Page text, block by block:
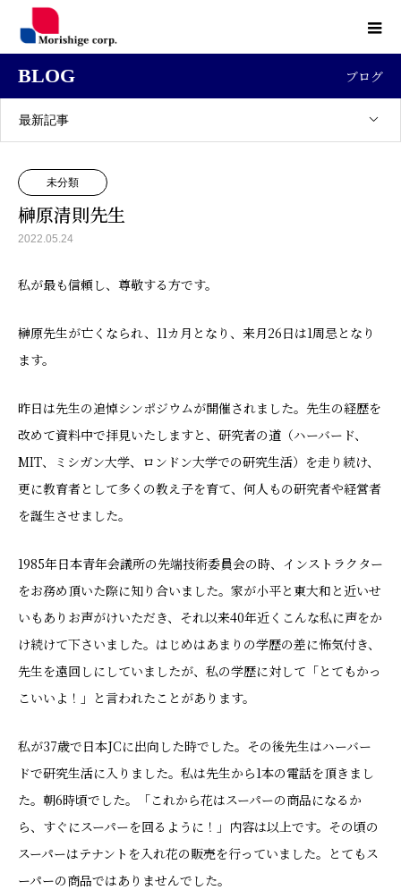
BLOG ブログ
最新記事
未分類
榊原清則先生
2022.05.24
私が最も信頼し、尊敬する方です。
榊原先生が亡くなられ、11カ月となり、来月26日は1周忌となり
ます。
昨日は先生の追悼シンポジウムが開催されました。先生の経歴を
改めて資料中で拝見いたしますと、研究者の道（ハーバード、
MIT、ミシガン大学、ロンドン大学での研究生活）を走り続け、
更に教育者として多くの教え子を育て、何人もの研究者や経営者
を誕生させました。
1985年日本青年会議所の先端技術委員会の時、インストラクター
をお務め頂いた際に知り合いました。家が小平と東大和と近いせ
いもありお声がけいただき、それ以来40年近くこんな私に声をか
け続けて下さいました。はじめはあまりの学歴の差に怖気付き、
先生を遠回しにしていましたが、私の学歴に対して「とてもかっ
こいいよ！」と言われたことがあります。
私が37歳で日本JCに出向した時でした。その後先生はハーバー
ドで研究生活に入りました。私は先生から1本の電話を頂きまし
た。朝6時頃でした。「これから花はスーパーの商品になるか
ら、すぐにスーパーを回るように！」内容は以上です。その頃の
スーパーはテナントを入れ花の販売を行っていました。とてもス
ーパーの商品ではありませんでした。